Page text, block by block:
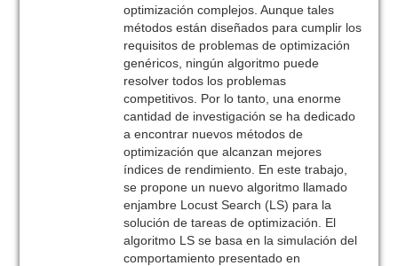
optimización complejos. Aunque tales
métodos están diseñados para cumplir los
requisitos de problemas de optimización
genéricos, ningún algoritmo puede
resolver todos los problemas
competitivos. Por lo tanto, una enorme
cantidad de investigación se ha dedicado
a encontrar nuevos métodos de
optimización que alcanzan mejores
índices de rendimiento. En este trabajo,
se propone un nuevo algoritmo llamado
enjambre Locust Search (LS) para la
solución de tareas de optimización. El
algoritmo LS se basa en la simulación del
comportamiento presentado en